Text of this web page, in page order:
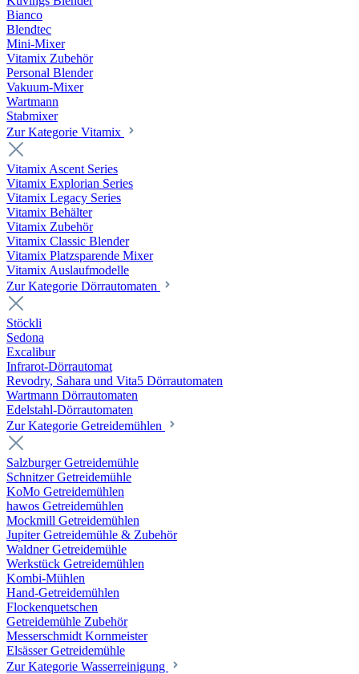
Bianco
Blendtec
Mini-Mixer
Vitamix Zubehör
Personal Blender
Vakuum-Mixer
Wartmann
Stabmixer
Zur Kategorie Vitamix
Vitamix Ascent Series
Vitamix Explorian Series
Vitamix Legacy Series
Vitamix Behälter
Vitamix Zubehör
Vitamix Classic Blender
Vitamix Platzsparende Mixer
Vitamix Auslaufmodelle
Zur Kategorie Dörrautomaten
Stöckli
Sedona
Excalibur
Infrarot-Dörrautomat
Revodry, Sahara und Vita5 Dörrautomaten
Wartmann Dörrautomaten
Edelstahl-Dörrautomaten
Zur Kategorie Getreidemühlen
Salzburger Getreidemühle
Schnitzer Getreidemühle
KoMo Getreidemühlen
hawos Getreidemühlen
Mockmill Getreidemühlen
Jupiter Getreidemühle & Zubehör
Waldner Getreidemühle
Werkstück Getreidemühlen
Kombi-Mühlen
Hand-Getreidemühlen
Flockenquetschen
Getreidemühle Zubehör
Messerschmidt Kornmeister
Elsässer Getreidemühle
Zur Kategorie Wasserreinigung